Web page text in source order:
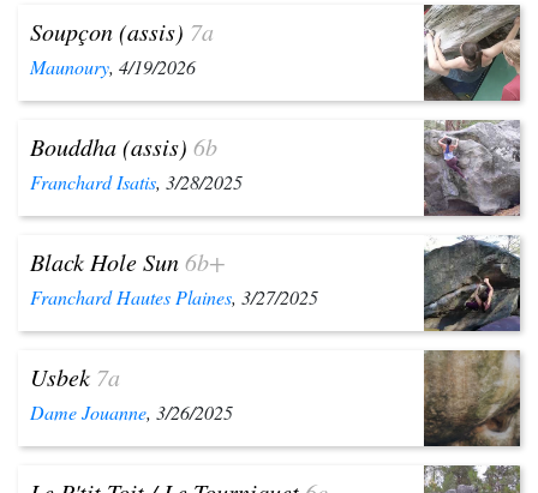
Soupçon (assis) 7a
Maunoury, 4/19/2026
Bouddha (assis) 6b
Franchard Isatis, 3/28/2025
Black Hole Sun6b+
Franchard Hautes Plaines, 3/27/2025
Usbek 7a
Dame Jouanne, 3/26/2025